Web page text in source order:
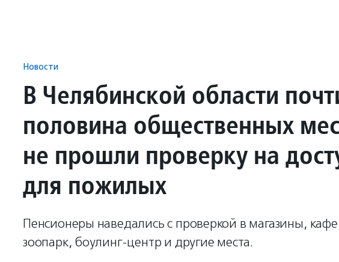
Новости
В Челябинской области
половина общественных
не прошли проверку на
для пожилых
Пенсионеры наведались с проверкой в магазины,
зоопарк, боулинг-центр и другие места.